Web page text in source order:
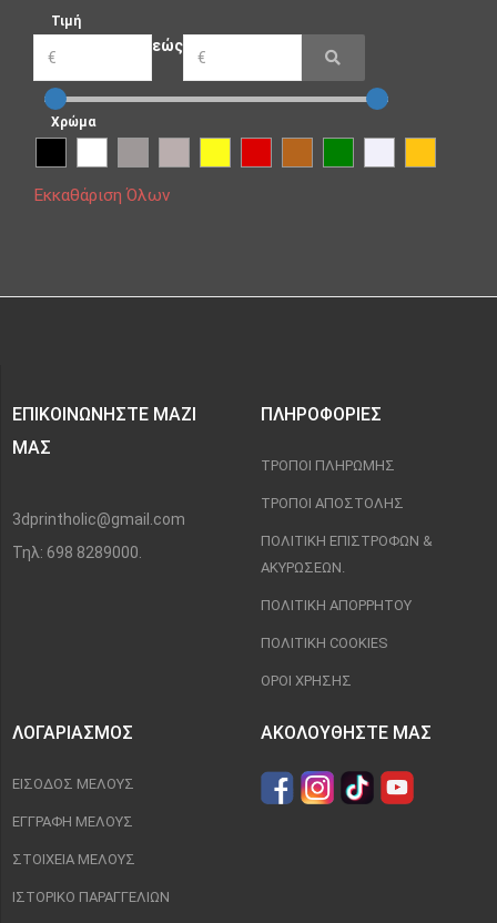
Τιμή
εώς
Χρώμα
Εκκαθάριση Όλων
ΕΠΙΚΟΙΝΩΝΉΣΤΕ ΜΑΖΊ
ΜΑΣ
3dprintholic@gmail.com
Τηλ: 698 8289000.
ΠΛΗΡΟΦΟΡΊΕΣ
ΤΡΌΠΟΙ ΠΛΗΡΩΜΉΣ
ΤΡΌΠΟΙ ΑΠΟΣΤΟΛΉΣ
ΠΟΛΙΤΙΚΉ ΕΠΙΣΤΡΟΦΏΝ &
ΑΚΥΡΏΣΕΩΝ.
ΠΟΛΙΤΙΚΉ ΑΠΟΡΡΉΤΟΥ
ΠΟΛΙΤΙΚΉ COOKIES
ΌΡΟΙ ΧΡΉΣΗΣ
ΛΟΓΑΡΙΑΣΜΌΣ
ΕΊΣΟΔΟΣ ΜΈΛΟΥΣ
ΕΓΓΡΑΦΉ ΜΈΛΟΥΣ
ΣΤΟΙΧΕΊΑ ΜΈΛΟΥΣ
ΙΣΤΟΡΙΚΌ ΠΑΡΑΓΓΕΛΙΏΝ
ΑΚΟΛΟΥΘΉΣΤΕ ΜΑΣ